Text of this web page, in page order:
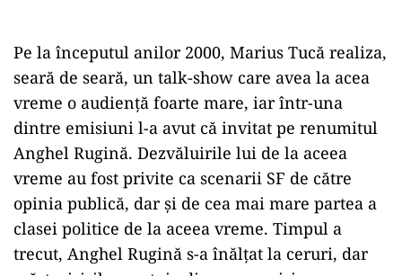
Pe la începutul anilor 2000, Marius Tucă realiza,
seară de seară, un talk-show care avea la acea
vreme o audienţă foarte mare, iar într-una
dintre emisiuni l-a avut că invitat pe renumitul
Anghel Rugină. Dezvăluirile lui de la aceea
vreme au fost privite ca scenarii SF de către
opinia publică, dar şi de cea mai mare partea a
clasei politice de la aceea vreme. Timpul a
trecut, Anghel Rugină s-a înălţat la ceruri, dar